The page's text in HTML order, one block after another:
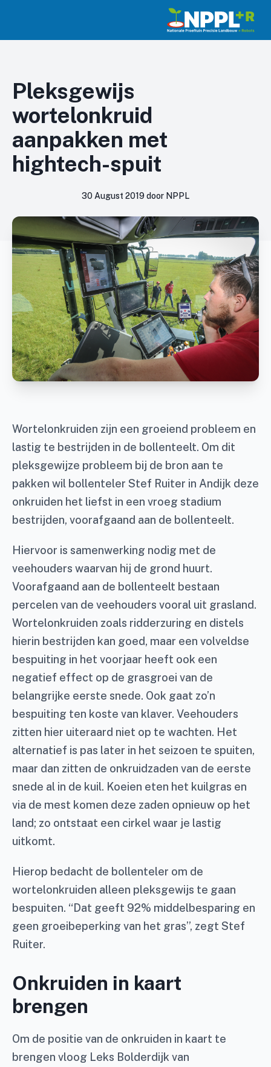
Pleksgewijs
wortelonkruid
aanpakken met
hightech-spuit
30 August 2019 door NPPL
Wortelonkruiden zijn een groeiend probleem en
lastig te bestrijden in de bollenteelt. Om dit
pleksgewijze probleem bij de bron aan te
pakken wil bollenteler Stef Ruiter in Andijk deze
onkruiden het liefst in een vroeg stadium
bestrijden, voorafgaand aan de bollenteelt.
Hiervoor is samenwerking nodig met de
veehouders waarvan hij de grond huurt.
Voorafgaand aan de bollenteelt bestaan
percelen van de veehouders vooral uit grasland.
Wortelonkruiden zoals ridderzuring en distels
hierin bestrijden kan goed, maar een volveldse
bespuiting in het voorjaar heeft ook een
negatief effect op de grasgroei van de
belangrijke eerste snede. Ook gaat zo’n
bespuiting ten koste van klaver. Veehouders
zitten hier uiteraard niet op te wachten. Het
alternatief is pas later in het seizoen te spuiten,
maar dan zitten de onkruidzaden van de eerste
snede al in de kuil. Koeien eten het kuilgras en
via de mest komen deze zaden opnieuw op het
land; zo ontstaat een cirkel waar je lastig
uitkomt.
Hierop bedacht de bollenteler om de
wortelonkruiden alleen pleksgewijs te gaan
bespuiten. “Dat geeft 92% middelbesparing en
geen groeibeperking van het gras”, zegt Stef
Ruiter.
Onkruiden in kaart
brengen
Om de positie van de onkruiden in kaart te
brengen vloog Leks Bolderdijk van